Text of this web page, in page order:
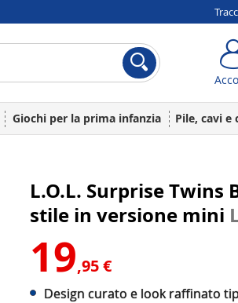
Giochi per la prima infanzia Pile, cavi e
L.O.L. Surprise Twins
stile in versione mini
19,95 €
Design curato e look raffinato
Account